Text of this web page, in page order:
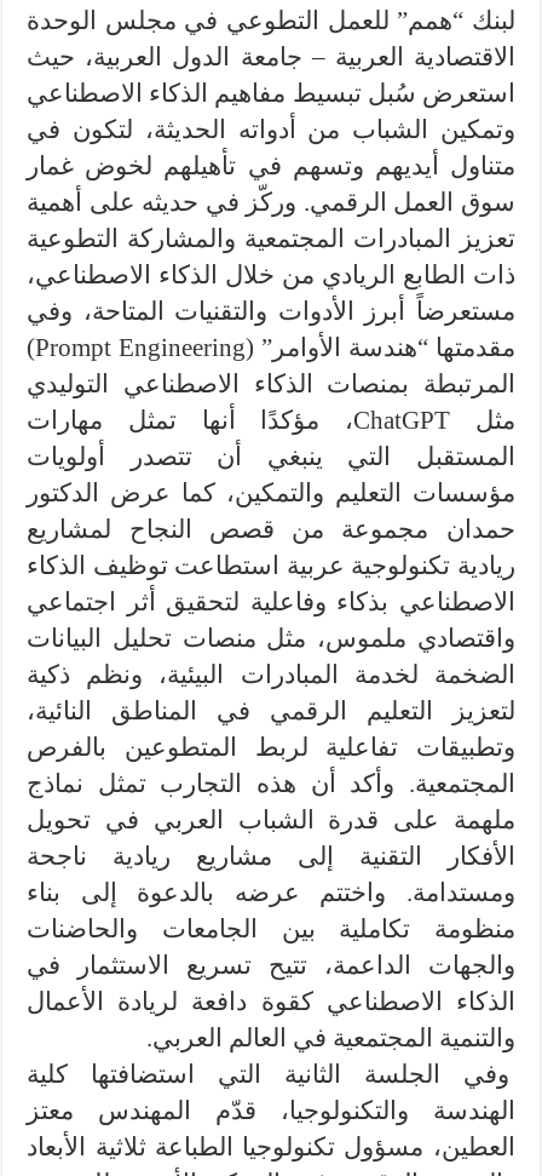
لبنك “همم” للعمل التطوعي في مجلس الوحدة
الاقتصادية العربية – جامعة الدول العربية، حيث
استعرض سُبل تبسيط مفاهيم الذكاء الاصطناعي
وتمكين الشباب من أدواته الحديثة، لتكون في
متناول أيديهم وتسهم في تأهيلهم لخوض غمار
سوق العمل الرقمي. وركّز في حديثه على أهمية
تعزيز المبادرات المجتمعية والمشاركة التطوعية
ذات الطابع الريادي من خلال الذكاء الاصطناعي،
مستعرضاً أبرز الأدوات والتقنيات المتاحة، وفي
مقدمتها “هندسة الأوامر” (Prompt Engineering)
المرتبطة بمنصات الذكاء الاصطناعي التوليدي
مثل ChatGPT، مؤكدًا أنها تمثل مهارات
المستقبل التي ينبغي أن تتصدر أولويات
مؤسسات التعليم والتمكين، كما عرض الدكتور
حمدان مجموعة من قصص النجاح لمشاريع
ريادية تكنولوجية عربية استطاعت توظيف الذكاء
الاصطناعي بذكاء وفاعلية لتحقيق أثر اجتماعي
واقتصادي ملموس، مثل منصات تحليل البيانات
الضخمة لخدمة المبادرات البيئية، ونظم ذكية
لتعزيز التعليم الرقمي في المناطق النائية،
وتطبيقات تفاعلية لربط المتطوعين بالفرص
المجتمعية. وأكد أن هذه التجارب تمثل نماذج
ملهمة على قدرة الشباب العربي في تحويل
الأفكار التقنية إلى مشاريع ريادية ناجحة
ومستدامة. واختتم عرضه بالدعوة إلى بناء
منظومة تكاملية بين الجامعات والحاضنات
والجهات الداعمة، تتيح تسريع الاستثمار في
الذكاء الاصطناعي كقوة دافعة لريادة الأعمال
والتنمية المجتمعية في العالم العربي.
وفي الجلسة الثانية التي استضافتها كلية
الهندسة والتكنولوجيا، قدّم المهندس معتز
العطين، مسؤول تكنولوجيا الطباعة ثلاثية الأبعاد